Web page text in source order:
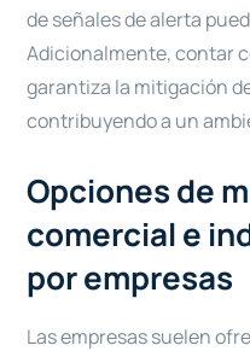
de señales de alerta
Adicionalmente, contar
garantiza la mitigación
contribuyendo a un
Opciones de
comercial e
por empresas
Las empresas suelen